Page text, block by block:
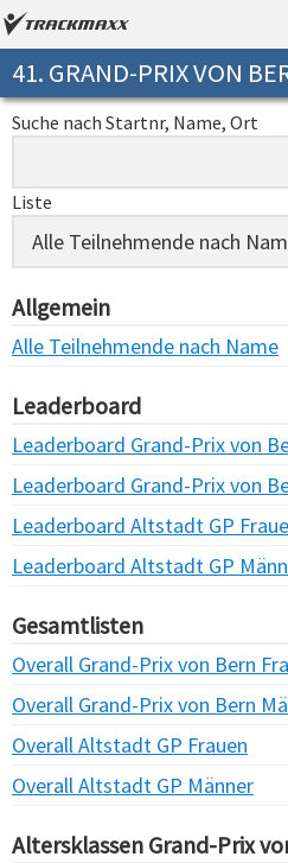
41. GRAND-PRIX VON
Suche nach Startnr, Name, Ort
Liste
Allgemein
Alle Teilnehmende nach Name
Leaderboard
Leaderboard Grand-Prix von
Leaderboard Grand-Prix von
Leaderboard Altstadt GP
Leaderboard Altstadt GP
Gesamtlisten
Overall Grand-Prix von Bern
Overall Grand-Prix von Bern
Overall Altstadt GP Frauen
Overall Altstadt GP Männer
Altersklassen Grand-Prix